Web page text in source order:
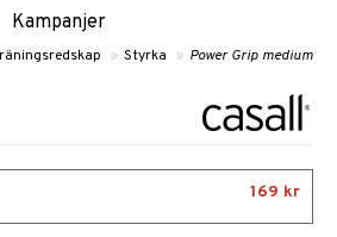
Kampanjer
» Styrka » Power Grip medium
169 kr